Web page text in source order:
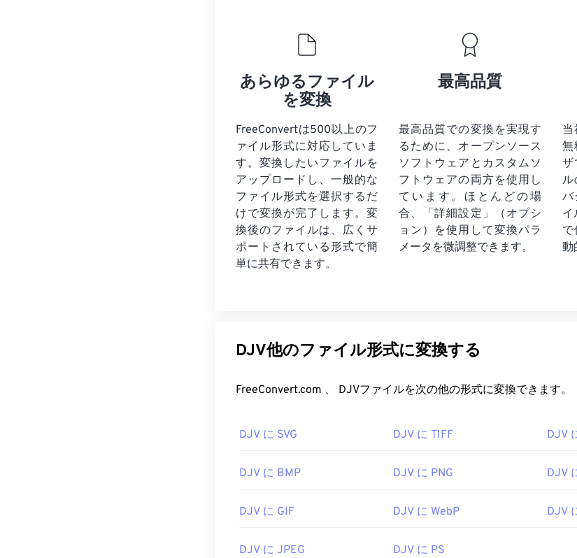
あらゆるファイル
を変換
FreeConvertは500以上のフ
ァイル形式に対応していま
す。変換したいファイルを
アップロードし、一般的な
ファイル形式を選択するだ
けで変換が完了します。変
換後のファイルは、広くサ
ポートされている形式で簡
単に共有できます。
最高品質
最高品質での変換を実現す
るために、オープンソース
ソフトウェアとカスタムソ
フトウェアの両方を使用し
ています。ほとんどの場
合、「詳細設定」（オプシ
ョン）を使用して変換パラ
メータを微調整できます。
無
ザ
ル
バ
イ
動
DJV他のファイル形式に変換する
FreeConvert.com 、 DJVファイルを次の他の形式に変換できます。
DJV に SVG DJV に TIFF DJV
DJV に BMP DJV に PNG DJV
DJV に GIF DJV に WebP DJV
DJV に JPEG DJV に PS